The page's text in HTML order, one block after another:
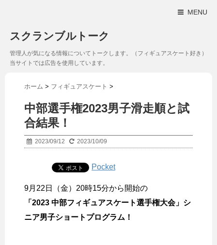
MENU
スクランブルトーク
管理人が気になる情報についてトークします。（フィギュアスケート好き）
当サイトでは広告を使用しています。
ホーム > フィギュアスケート >
中部選手権2023男子滑走順と試
合結果！
2023/09/12 2023/10/09
Pocket
9月22日（金）20時15分から開始の
「2023 中部フィギュアスケート選手権大会」シ
ニア男子ショートプログラム！